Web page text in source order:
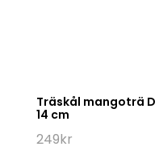
Träskål mangoträ D
14 cm
249kr